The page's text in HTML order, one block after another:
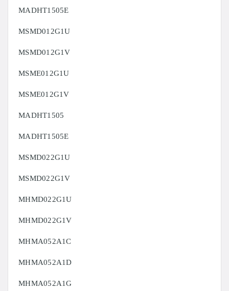
MADHT1505E
MSMD012G1U
MSMD012G1V
MSME012G1U
MSME012G1V
MADHT1505
MADHT1505E
MSMD022G1U
MSMD022G1V
MHMD022G1U
MHMD022G1V
MHMA052A1C
MHMA052A1D
MHMA052A1G